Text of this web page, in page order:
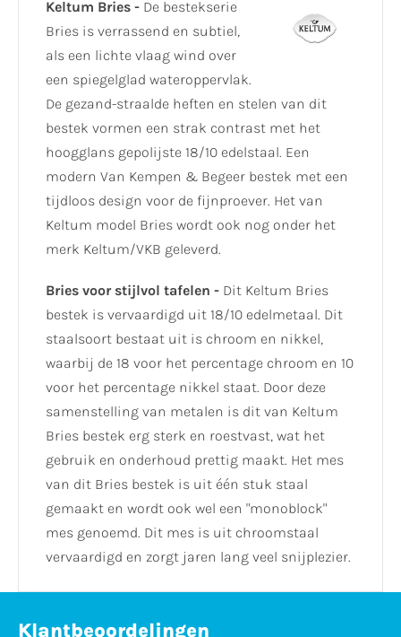
Keltum Bries - De bestekserie
Bries is verrassend en subtiel,
als een lichte vlaag wind over
een spiegelglad wateroppervlak.
De gezand-straalde heften en stelen van dit
bestek vormen een strak contrast met het
hoogglans gepolijste 18/10 edelstaal. Een
modern Van Kempen & Begeer bestek met een
tijdloos design voor de fijnproever. Het van
Keltum model Bries wordt ook nog onder het
merk Keltum/VKB geleverd.
Bries voor stijlvol tafelen - Dit Keltum Bries
bestek is vervaardigd uit 18/10 edelmetaal. Dit
staalsoort bestaat uit is chroom en nikkel,
waarbij de 18 voor het percentage chroom en 10
voor het percentage nikkel staat. Door deze
samenstelling van metalen is dit van Keltum
Bries bestek erg sterk en roestvast, wat het
gebruik en onderhoud prettig maakt. Het mes
van dit Bries bestek is uit één stuk staal
gemaakt en wordt ook wel een "monoblock"
mes genoemd. Dit mes is uit chroomstaal
vervaardigd en zorgt jaren lang veel snijplezier.
Klantbeoordelingen